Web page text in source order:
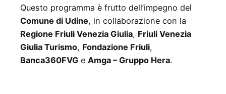
Questo programma è frutto dell’impegno del
Comune di Udine, in collaborazione con la
Regione Friuli Venezia Giulia, Friuli Venezia
Giulia Turismo, Fondazione Friuli,
Banca360FVG e Amga – Gruppo Hera.